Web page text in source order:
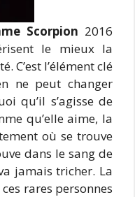
Scorpion 2016
le mieux la
C’est l’élément clé
ne peut changer
qu’il s’agisse de
qu’elle aime, la
où se trouve
dans le sang de
jamais tricher. La
rares personnes